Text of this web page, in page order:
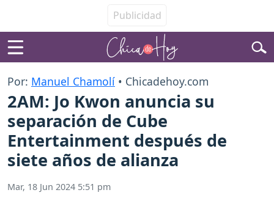
Por: Manuel Chamolí • Chicadehoy.com
2AM: Jo Kwon anuncia su
separación de Cube
Entertainment después de
siete años de alianza
Mar, 18 Jun 2024 5:51 pm